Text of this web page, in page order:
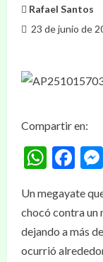
Rafael Santos
23 de junio de
Compartir en:
Un megayate
chocó contra un
dejando a más
ocurrió